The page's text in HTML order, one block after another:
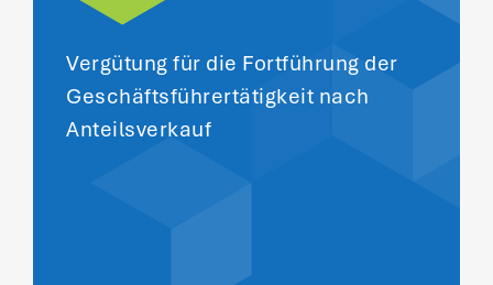
Vergütung für die Fortführung der
Geschäftsführertätigkeit nach
Anteilsverkauf